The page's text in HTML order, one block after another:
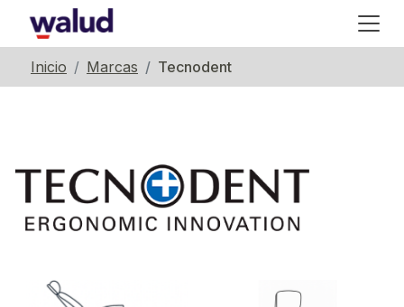
Inicio Marcas Tecnodent